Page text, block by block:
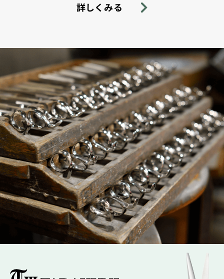
詳しくみる